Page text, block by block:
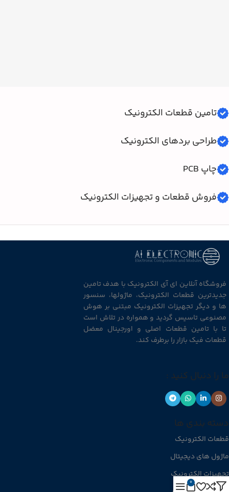
تامین قطعات الکترونیک
طراحی بردهای الکترونیک
چاپ PCB
فروش قطعات و تجهیزات الکترونیک
فروشگاه آنلاین ای آی الکترونیک با هدف تامین
جدیدترین قطعات الکترونیک، ماژولها، سنسور
ها و دیگر تجهیزات الکترونیک مبتنی بر هوش
مصنوعی تاسیس گردید و همواره در تلاش است
تا با تامین قطعات اصلی و اورجینال معضل
قطعات فیک بازار را برطرف کند.
ما را دنبال کنید :
دسته بندی ها
قطعات الکترونیک
ماژول های دیجیتال
تجهیزات الکترونیک
0